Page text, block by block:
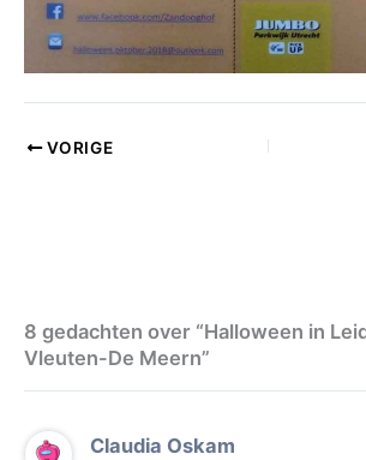
VORIGE
8 gedachten over “Halloween in
Vleuten-De Meern”
Claudia Oskam